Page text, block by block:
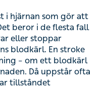
i hjärnan som gör att
beror i de flesta fall
eller stoppar
blodkärl. En stroke
– om ett blodkärl
Då uppstår ofta
tillståndet